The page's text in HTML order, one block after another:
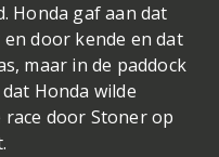
Honda gaf aan dat
en door kende en dat
maar in de paddock
Honda wilde
door Stoner op